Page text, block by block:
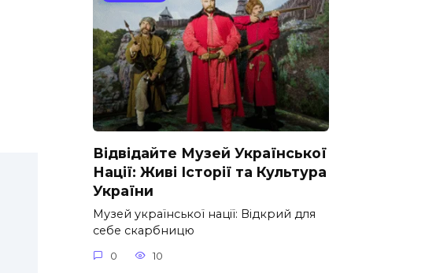
Відвідайте Музей Української
Нації: Живі Історії та Культура
України
Музей української нації: Відкрий для
себе скарбницю
0 10